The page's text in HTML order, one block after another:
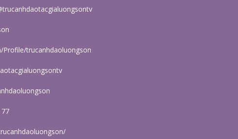
trucanhdaoluongson